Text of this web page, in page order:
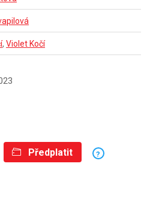
, Violet Kočí
Předplatit ?